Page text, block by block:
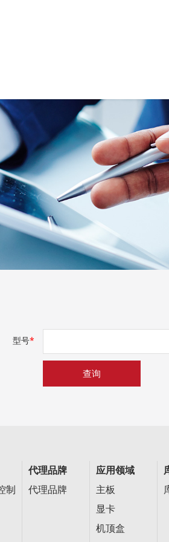
型号*
查询
制
代理品牌
代理品牌
应用领域
主板
显卡
机顶盒